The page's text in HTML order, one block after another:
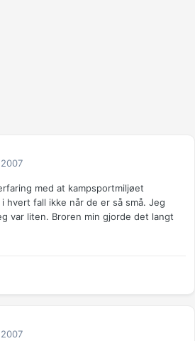
med at kampsportmiljøet
hvert fall ikke når de er så små. Jeg
var liten. Broren min gjorde det langt